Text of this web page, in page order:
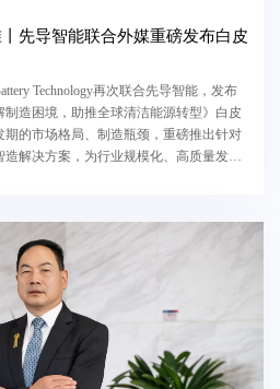
先导智能联合外媒重磅发布白皮
Technology再次联合先导智能，发布
制造困境，助推全球清洁能源转型》白皮
的市场格局、制造瓶颈，重磅推出针对
解决方案，为行业规模化、高质量发展